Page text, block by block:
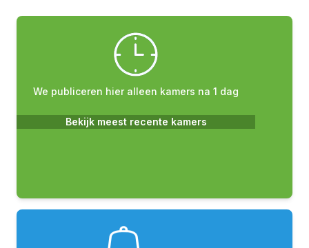
We publiceren hier alleen kamers na 1 dag
Bekijk meest recente kamers